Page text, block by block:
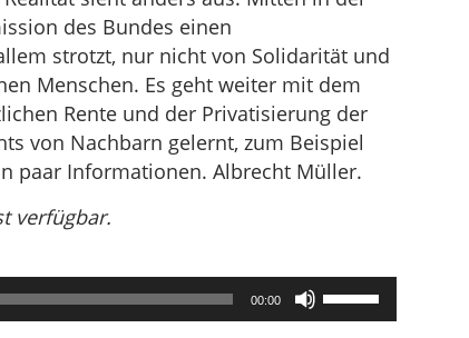
des Bundes einen
strotzt, nur nicht von Solidarität und
Menschen. Es geht weiter mit dem
Rente und der Privatisierung der
von Nachbarn gelernt, zum Beispiel
paar Informationen. Albrecht Müller.
verfügbar.
00:00
Pfeiltasten
Hoch/Runter